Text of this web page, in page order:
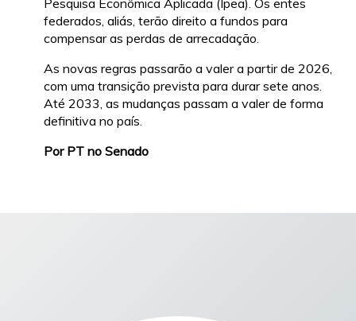
Pesquisa Econômica Aplicada (Ipea). Os entes
federados, aliás, terão direito a fundos para
compensar as perdas de arrecadação.
As novas regras passarão a valer a partir de 2026,
com uma transição prevista para durar sete anos.
Até 2033, as mudanças passam a valer de forma
definitiva no país.
Por PT no Senado